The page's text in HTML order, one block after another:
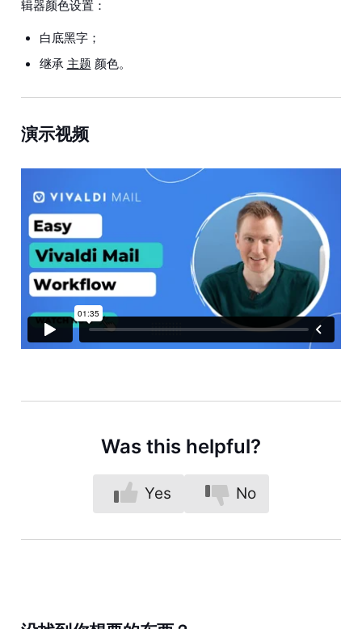
辑器颜色设置：
白底黑字；
继承 主题 颜色。
演示视频
Was this helpful?
Yes No